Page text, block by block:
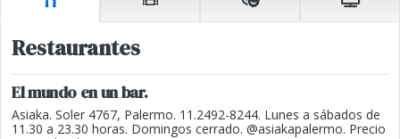
Restaurantes
El mundo en un bar.
Asiaka. Soler 4767, Palermo. 11.2492-8244. Lunes a sábados de
11.30 a 23.30 horas. Domingos cerrado. @asiakapalermo. Precio